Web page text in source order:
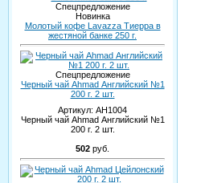
Спецпредложение
Новинка
Молотый кофе Lavazza Тиерра в
жестяной банке 250 г.
Спецпредложение
Черный чай Ahmad Английский №1
200 г. 2 шт.
Артикул: AH1004
Черный чай Ahmad Английский №1
200 г. 2 шт.
502 руб.